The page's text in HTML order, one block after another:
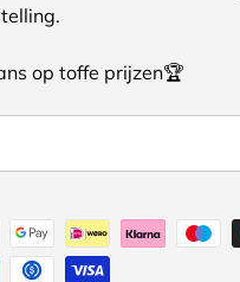
op toffe prijzen🏆